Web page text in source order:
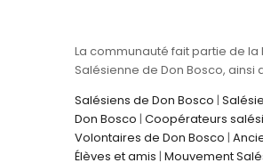
La communauté fait partie de la
Salésienne de Don Bosco, ainsi
Salésiens de Don Bosco |
Don Bosco | Coopérateurs
Volontaires de Don Bosco |
Élèves et amis | Mouvement